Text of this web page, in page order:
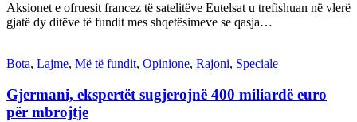
Aksionet e ofruesit francez të satelitëve Eutelsat u trefishuan në vlerë
gjatë dy ditëve të fundit mes shqetësimeve se qasja…
Bota, Lajme, Më të fundit, Opinione, Rajoni, Speciale
Gjermani, ekspertët sugjerojnë 400 miliardë euro
për mbrojtje